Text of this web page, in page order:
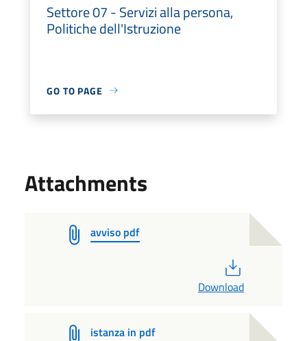
Settore 07 - Servizi alla persona,
Politiche dell'Istruzione
GO TO PAGE
Attachments
avviso pdf
Download
istanza in pdf